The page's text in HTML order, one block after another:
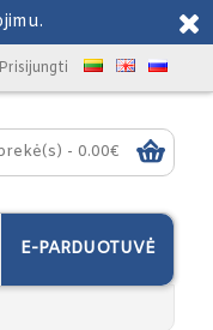
Prisijungti
- 0.00€
E-PARDUOTUVĖ